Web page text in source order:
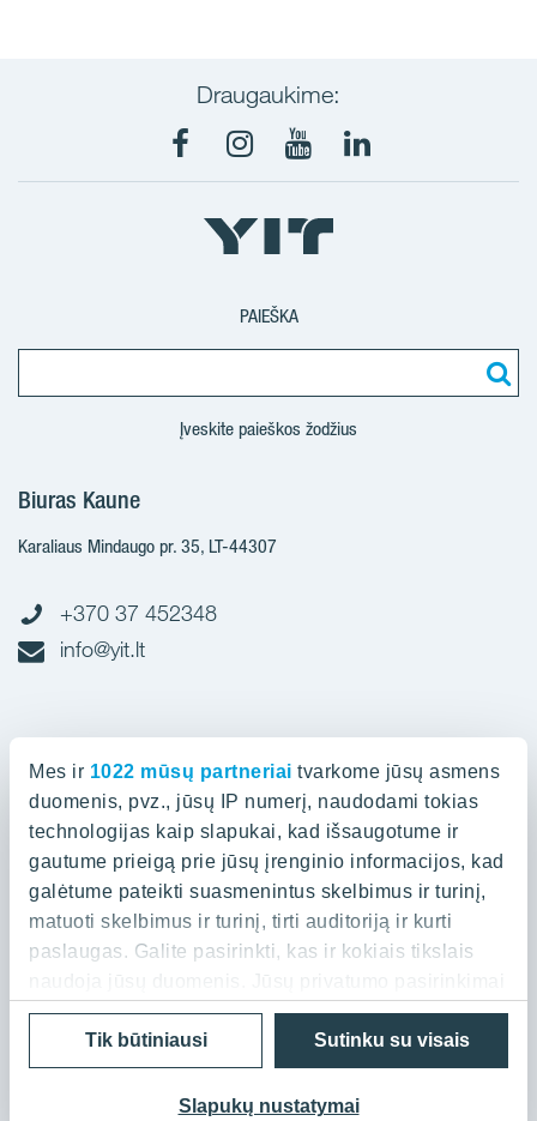
Mes ir 1022 mūsų partneriai tvarkome jūsų asmens
duomenis, pvz., jūsų IP numerį, naudodami tokias
technologijas kaip slapukai, kad išsaugotume ir
gautume prieigą prie jūsų įrenginio informacijos, kad
galėtume pateikti suasmenintus skelbimus ir turinį,
matuoti skelbimus ir turinį, tirti auditoriją ir kurti
paslaugas. Galite pasirinkti, kas ir kokiais tikslais
naudoja jūsų duomenis. Jūsų privatumo pasirinkimai
galioja tik šioje skaitmeninėje nuosavybėje, kurioje
pasirinkote. Savo sutikimą galite bet kada pakeisti
arba atšaukti spustelėję nuorodą į poraštę arba
piktogramą „Privatumo trigeris“.
Sutinku su visais
Slapukų nustatymai
Tik būtiniausi
Draugaukime:
FacebookInstagram
YoutubeLinkedIn
PAIEŠKA
Įveskite paieškos žodžius
Biuras Kaune
Karaliaus Mindaugo pr. 35, LT-44307
+370 37 452348
info@yit.lt
Spaudos g. 7, LT-05132
+370 52 388836
info@yit.lt
Privatumo politika
Cookies